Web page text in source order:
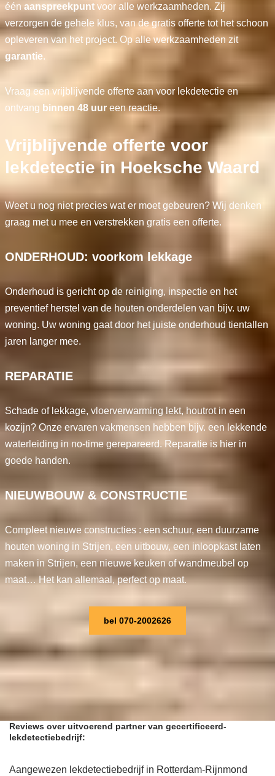
één aanspreekpuntvoor alle werkzaamheden. Zij
verzorgen de gehele klus, van de gratis offerte tot het schoon
opleveren van het project. Op alle werkzaamheden zit
garantie.
Vraag een vrijblijvende offerte aan voor lekdetectie en
ontvang binnen 48 uureen reactie.
Vrijblijvende offerte voor
lekdetectie in Hoeksche Waard
Weet u nog niet precies wat er moet gebeuren? Wij denken
graag met u mee en verstrekken gratis een offerte.
ONDERHOUD: voorkom lekkage
Onderhoud is gericht op de reiniging, inspectie en het
preventief herstel van de houten onderdelen van bijv. uw
woning. Uw woning gaat door het juiste onderhoud tientallen
jaren langer mee.
REPARATIE
Schade of lekkage, vloerverwarming lekt, houtrot in een
kozijn? Onze ervaren vakmensen hebben bijv. een lekkende
waterleiding in no-time gerepareerd. Reparatie is hier in
goede handen.
NIEUWBOUW & CONSTRUCTIE
Compleet nieuwe constructies : een schuur, een duurzame
houten woning in Strijen, een uitbouw, een inloopkast laten
maken in Strijen, een nieuwe keuken of wandmeubel op
maat… Het kan allemaal, perfect op maat.
bel 070-2002626
Reviews over uitvoerend partner van gecertificeerd-
lekdetectiebedrijf:
Aangewezen lekdetectiebedrijf in Rotterdam-Rijnmond